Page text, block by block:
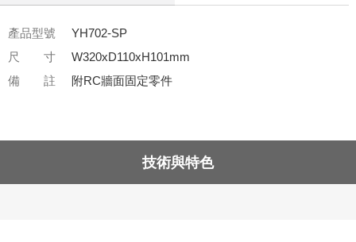
產品型號
YH702-SP
尺 寸
W320xD110xH101mm
備 註
附RC牆面固定零件
技術與特色